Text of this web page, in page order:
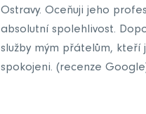
Ostravy. Oceňuji jeho
absolutní spolehlivost.
služby mým přátelům, kteří
spokojeni. (recenze